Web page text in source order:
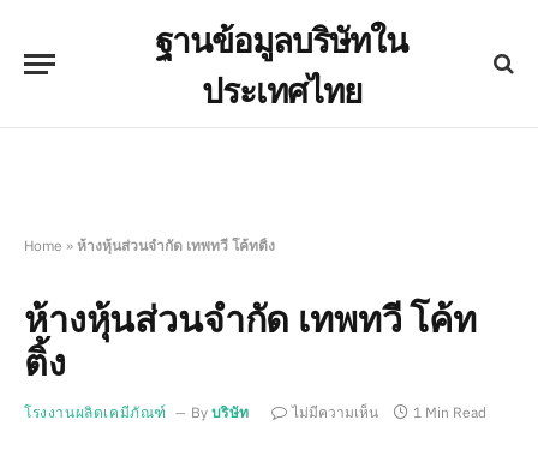
ฐานข้อมูลบริษัทใน
ประเทศไทย
Home » ห้างหุ้นส่วนจำกัด เทพทวี โค้ทติ้ง
ห้างหุ้นส่วนจำกัด เทพทวี โค้ท
ติ้ง
โรงงานผลิตเคมีภัณฑ์ By บริษัท ไม่มีความเห็น 1 Min Read